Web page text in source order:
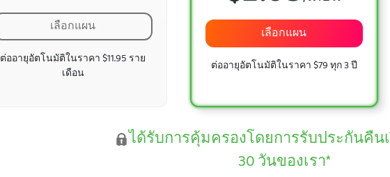
เลือกแผน
ต่ออายุอัตโนมัติในราคา $11.95 ราย
เดือน
เลือกแผน
ต่ออายุอัตโนมัติในราคา $79 ทุก 3 ปี
ได้รับการคุ้มครองโดยการรับประกันคืน
30 วันของเรา*